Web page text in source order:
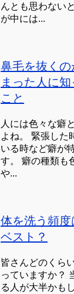
んとも思わない
が中には...
鼻毛を抜くの
まった人に
こと
人には色々な癖
よね。 緊張した
いる時など癖が
す。 癖の種類も
や...
体を洗う頻
ベスト？
皆さんどのくら
っていますか？
る人が大半かも